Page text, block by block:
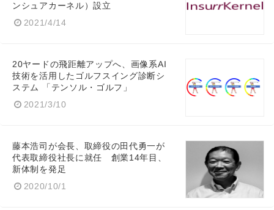
ンシュアカーネル）設立
2021/4/14
20ヤードの飛距離アップへ、画像系AI
技術を活用したゴルフスイング診断シ
ステム 「テンソル・ゴルフ」
2021/3/10
藤本浩司が会長、取締役の田代勇一が
代表取締役社長に就任 創業14年目、
新体制を発足
2020/10/1